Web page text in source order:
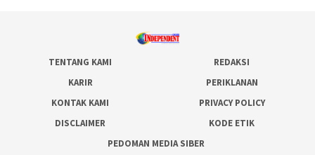
TENTANG KAMI
REDAKSI
KARIR
PERIKLANAN
KONTAK KAMI
PRIVACY POLICY
DISCLAIMER
KODE ETIK
PEDOMAN MEDIA SIBER